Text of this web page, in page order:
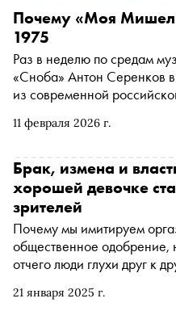
11 февраля 2026 г.
Почему «Моя
1975
Раз в неделю по средам
«Сноба» Антон Серенков выбирает заметное явление
из современной
«концертника» (один с
одном флаконе
21 января 2025 г.
Брак, измена и
хорошей девочке
зрителей
Почему мы имитируем
общественное одобрение,
отчего люди глухи друг к
измена случилась —